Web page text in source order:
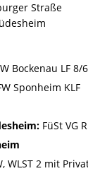
Straße
Bockenau LF 8/
Sponheim KLF
FüSt VG
WLST 2 mit